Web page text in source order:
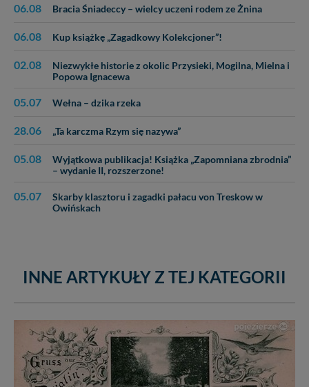
06.08 Bracia Śniadeccy – wielcy uczeni rodem ze Żnina
06.08 Kup książkę „Zagadkowy Kolekcjoner”!
02.08
Niezwykłe historie z okolic Przysieki, Mogilna, Mielna i
Popowa Ignacewa
05.07 Wełna – dzika rzeka
28.06 „Ta karczma Rzym się nazywa”
05.08
Wyjątkowa publikacja! Książka „Zapomniana zbrodnia”
– wydanie II, rozszerzone!
05.07
Skarby klasztoru i zagadki pałacu von Treskow w
Owińskach
INNE ARTYKUŁY Z TEJ KATEGORII